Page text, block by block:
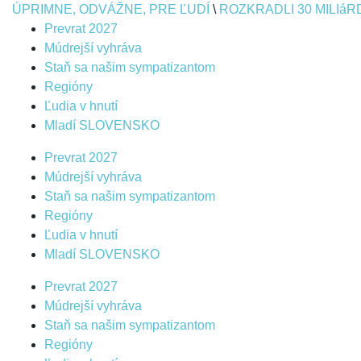
ÚPRIMNE, ODVÁŽNE, PRE ĽUDÍ \ ROZKRADLI 30
Prevrat 2027
Múdrejší vyhráva
Staň sa našim sympatizantom
Regióny
Ľudia v hnutí
Mladí SLOVENSKO
Prevrat 2027
Múdrejší vyhráva
Staň sa našim sympatizantom
Regióny
Ľudia v hnutí
Mladí SLOVENSKO
Prevrat 2027
Múdrejší vyhráva
Staň sa našim sympatizantom
Regióny